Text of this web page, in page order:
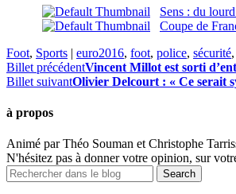
Sens : du
Coupe de
Foot, Sports | euro2016, foot, police, sécurité,
Billet précédentVincent Millot est sorti
Billet suivantOlivier Delcourt : « Ce serait
à propos
Animé par Théo Souman et Christophe
N'hésitez pas à donner votre opinion, sur